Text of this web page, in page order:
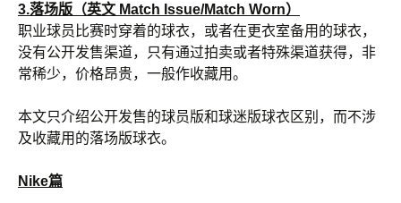
3.落场版（英文 Match Issue/Match Worn）
职业球员比赛时穿着的球衣，或者在更衣室备用的球衣，
没有公开发售渠道，只有通过拍卖或者特殊渠道获得，非
常稀少，价格昂贵，一般作收藏用。
本文只介绍公开发售的球员版和球迷版球衣区别，而不涉
及收藏用的落场版球衣。
Nike篇